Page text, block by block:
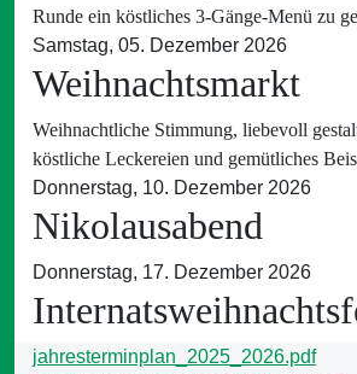
Runde ein köstliches 3-Gänge-Menü zu
Samstag, 05. Dezember 2026
Weihnachtsmarkt
Weihnachtliche Stimmung, liebevoll
köstliche Leckereien und gemütliches
Donnerstag, 10. Dezember 2026
Nikolausabend
Donnerstag, 17. Dezember 2026
jahresterminplan_2025_2026.pdf